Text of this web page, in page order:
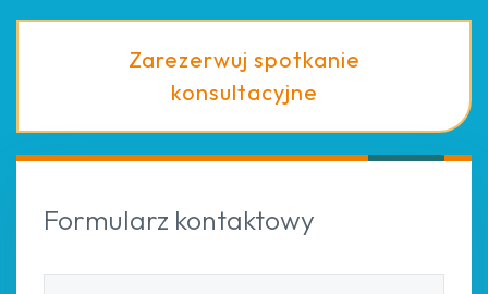
Zarezerwuj spotkanie
konsultacyjne
Formularz kontaktowy